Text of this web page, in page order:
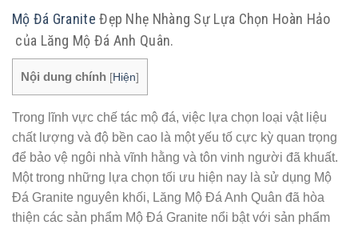
Mộ Đá Granite Đẹp Nhẹ Nhàng Sự Lựa Chọn Hoàn Hảo
của Lăng Mộ Đá Anh Quân.
Nội dung chính [Hiện]
Trong lĩnh vực chế tác mộ đá, việc lựa chọn loại vật liệu
chất lượng và độ bền cao là một yếu tố cực kỳ quan trọng
để bảo vệ ngôi nhà vĩnh hằng và tôn vinh người đã khuất.
Một trong những lựa chọn tối ưu hiện nay là sử dụng Mộ
Đá Granite nguyên khối, Lăng Mộ Đá Anh Quân đã hòa
thiện các sản phẩm Mộ Đá Granite nổi bật với sản phẩm